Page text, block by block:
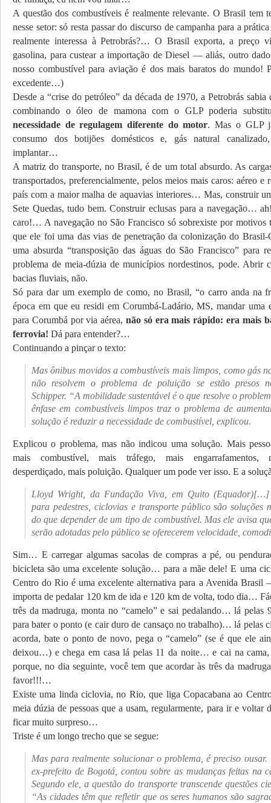
A questão dos combustíveis é realmente relevante. O Brasil tem
nesse setor: só resta passar do discurso de campanha para a
realmente interessa à Petrobrás?… O Brasil exporta, a preço
gasolina, para custear a importação de Diesel — aliás, outro
nosso combustível para aviação é dos mais baratos do mundo!
excedente…)
Desde a “crise do petróleo” da década de 1970, a Petrobrás
combinando o óleo de mamona com o GLP poderia
necessidade de regulagem diferente do motor. Mas o GLP
consumo dos botijões domésticos e, gás natural
implantar…
A matriz do transporte, no Brasil, é de um total absurdo. As
transportados, preferencialmente, pelos meios mais caros: aéreo e
país com a maior malha de aquavias interiores… Mas, construir
Sete Quedas, tudo bem. Construir eclusas para a navegação…
caro!… A navegação no São Francisco só sobrexiste por motivos
que ele foi uma das vias de penetração da colonização do
uma absurda “transposição das águas do São Francisco” para
problema de meia-dúzia de municípios nordestinos, pode. Abrir
bacias fluviais, não.
Só para dar um exemplo de como, no Brasil, “o carro anda na
época em que eu residi em Corumbá-Ladário, MS, mandar uma
para Corumbá por via aérea, não só era mais rápido: era mais
ferrovia! Dá para entender?…
Continuando a pinçar o texto:
Mas ônibus movidos a combustíveis mais limpos, como gás
não resolvem o problema de poluição se estão presos
Schipper. “A mobilidade sustentável é o que resolve o
ênfase em combustíveis limpos traz o problema de
solução é reduzir a necessidade de combustível, explicou.
Explicou o problema, mas não indicou uma solução. Mais
mais combustível, mais tráfego, mais engarrafamentos,
desperdiçado, mais poluição. Qualquer um pode ver isso. E a
Lloyd Wright, da Fundação Viva, em Quito (Equador)[…]
para pedestres, ciclovias e transporte público são soluções
do que depender de um tipo de combustível. Mas ele avisa
serão adotadas pelo público se oferecerem velocidade,
Sim… E carregar algumas sacolas de compras a pé, ou
bicicleta são uma excelente solução… para a mãe dele! E uma
Centro do Rio é uma excelente alternativa para a Avenida Brasil
importa de pedalar 120 km de ida e 120 km de volta, todo dia…
três da madruga, monta no “camelo” e sai pedalando… lá pelas
para bater o ponto (e cair duro de cansaço no trabalho)… lá pelas
acorda, bate o ponto de novo, pega o “camelo” (se é que ele
deixou…) e chega em casa lá pelas 11 da noite… e cai na cama,
porque, no dia seguinte, você tem que acordar às três da
favor!!!…
Existe uma linda ciclovia, no Rio, que liga Copacabana ao
meia dúzia de pessoas que a usam, regularmente, para ir e voltar
ficar muito surpreso…
Triste é um longo trecho que se segue:
Mas para realmente solucionar o problema, é preciso
ex-prefeito de Bogotá, contou sobre as mudanças feitas na
Segundo ele, a questão do transporte transcende questões
“As cidades têm que refletir que os seres humanos são